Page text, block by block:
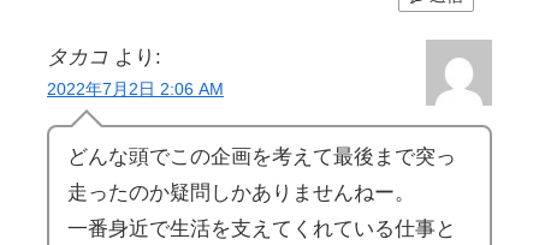
タカコ より:
2022年7月2日 2:06 AM
どんな頭でこの企画を考えて最後まで突っ
走ったのか疑問しかありませんねー。
一番身近で生活を支えてくれている仕事と